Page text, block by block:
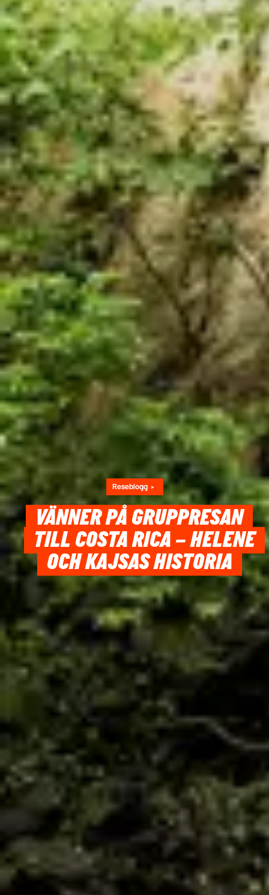
Reseblogg
VÄNNER PÅ GRUPPRESAN
TILL COSTA RICA – HELENE
OCH KAJSAS HISTORIA